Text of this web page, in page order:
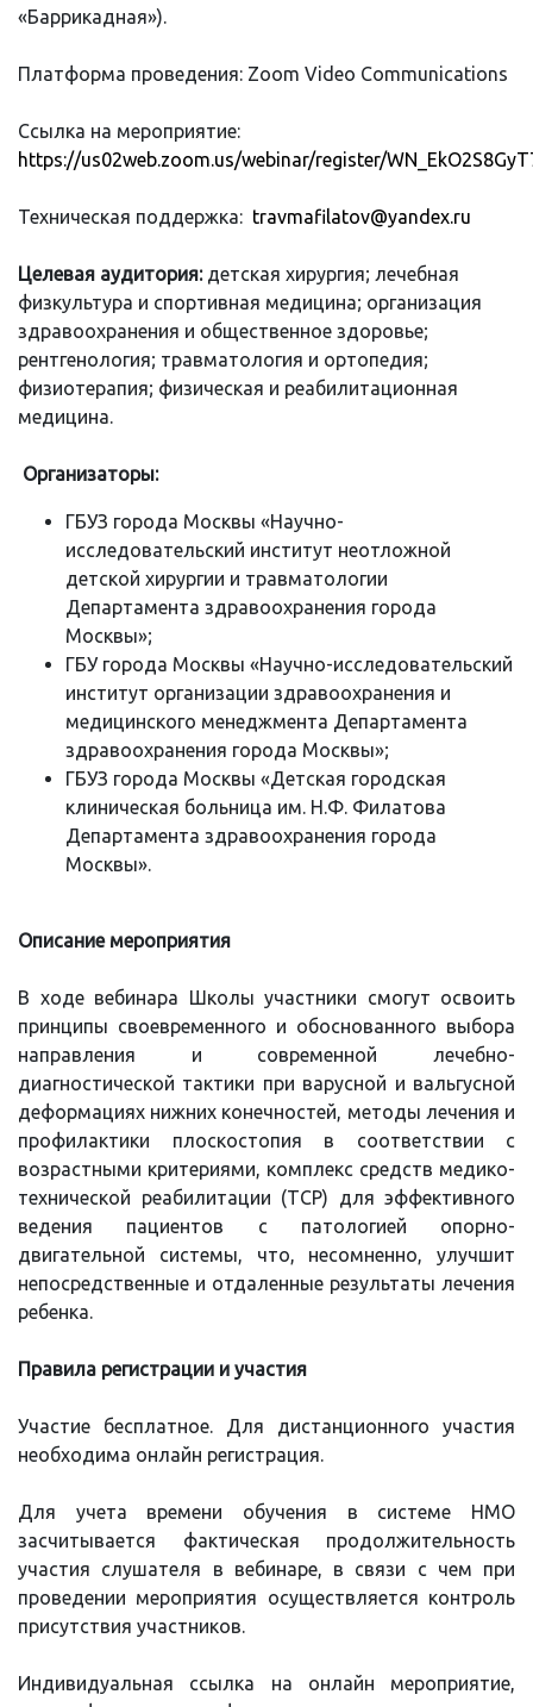
«Баррикадная»).
Платформа проведения: Zoom Video Communications
Ссылка на мероприятие:
https://us02web.zoom.us/webinar/register/
Техническая поддержка: travmafilatov@yandex.ru
Целевая аудитория: детская хирургия; лечебная
физкультура и спортивная медицина; организация
здравоохранения и общественное здоровье;
рентгенология; травматология и ортопедия;
физиотерапия; физическая и реабилитационная
медицина.
Организаторы:
ГБУЗ города Москвы «Научно-
исследовательский институт неотложной
детской хирургии и травматологии
Департамента здравоохранения города
Москвы»;
ГБУ города Москвы «Научно-исследовательский
институт организации здравоохранения и
медицинского менеджмента Департамента
здравоохранения города Москвы»;
ГБУЗ города Москвы «Детская городская
клиническая больница им. Н.Ф. Филатова
Департамента здравоохранения города
Москвы».
Описание мероприятия
В ходе вебинара Школы участники смогут освоить
принципы своевременного и обоснованного выбора
направления и современной лечебно-
диагностической тактики при варусной и вальгусной
деформациях нижних конечностей, методы лечения и
профилактики плоскостопия в соответствии с
возрастными критериями, комплекс средств медико-
технической реабилитации (ТСР) для эффективного
ведения пациентов с патологией опорно-
двигательной системы, что, несомненно, улучшит
непосредственные и отдаленные результаты лечения
ребенка.
Правила регистрации и участия
Участие бесплатное. Для дистанционного участия
необходима онлайн регистрация.
Для учета времени обучения в системе НМО
засчитывается фактическая продолжительность
участия слушателя в вебинаре, в связи с чем при
проведении мероприятия осуществляется контроль
присутствия участников.
Индивидуальная ссылка на онлайн мероприятие,